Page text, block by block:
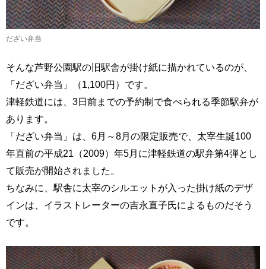
だざい弁当
そんな芦野公園駅の旧駅舎が掛け紙に描かれているのが、
「だざい弁当」（1,100円）です。
津軽鉄道には、3日前までの予約制で食べられる季節駅弁が
あります。
「だざい弁当」は、6月～8月の限定販売で、太宰生誕100
年直前の平成21（2009）年5月に津軽鉄道の駅弁第4弾とし
て販売が開始されました。
ちなみに、駅舎に太宰のシルエットが入った掛け紙のデザ
インは、イラストレーターの吉永直子氏によるものだそう
です。